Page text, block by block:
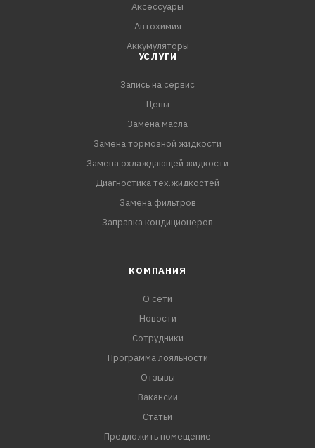
Аксессуары
Автохимия
Аккумуляторы
УСЛУГИ
Запись на сервис
Цены
Замена масла
Замена тормозной жидкости
Замена охлаждающей жидкости
Диагностика тех.жидкостей
Замена фильтров
Заправка кондиционеров
КОМПАНИЯ
О сети
Новости
Сотрудники
Программа лояльности
Отзывы
Вакансии
Статьи
Предложить помещение